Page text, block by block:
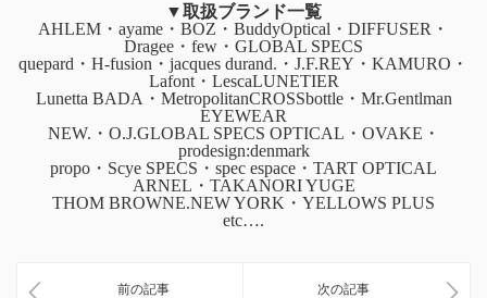
▼取扱ブランド一覧
AHLEM・ayame・BOZ・BuddyOptical・DIFFUSER・
Dragee・few・GLOBAL SPECS
quepard・H-fusion・jacques durand.・J.F.REY・KAMURO・
Lafont・LescaLUNETIER
Lunetta BADA・MetropolitanCROSSbottle・Mr.Gentlman
EYEWEAR
NEW.・O.J.GLOBAL SPECS OPTICAL・OVAKE・
prodesign:denmark
propo・Scye SPECS・spec espace・TART OPTICAL
ARNEL・TAKANORI YUGE
THOM BROWNE.NEW YORK・YELLOWS PLUS
etc….
前の記事 次の記事